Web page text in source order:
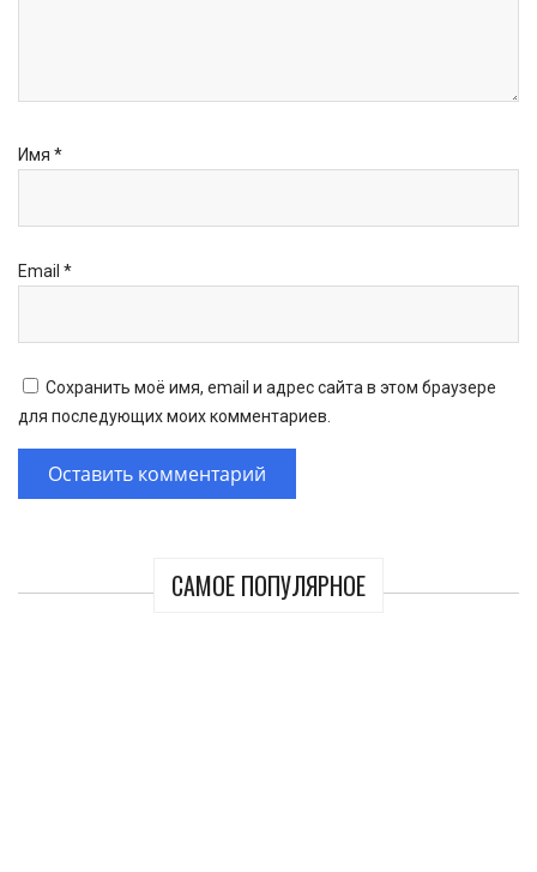
САМОЕ ПОПУЛЯРНОЕ
Имя *
Email *
Сохранить моё имя, email и адрес сайта в этом браузере
для последующих моих комментариев.